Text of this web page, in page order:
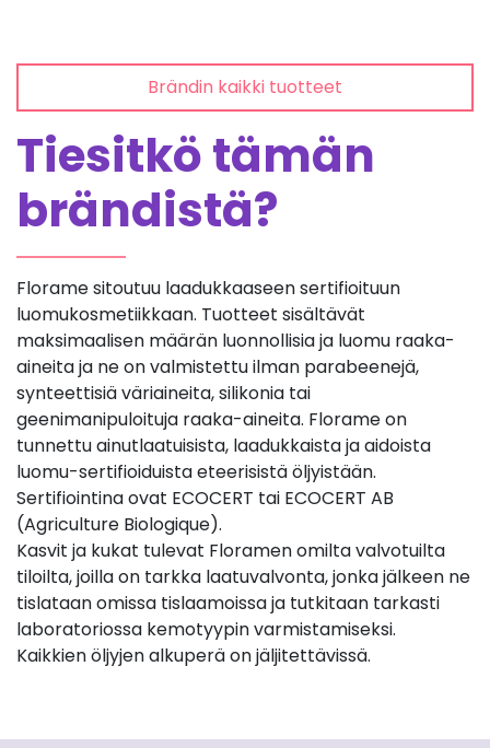
Brändin kaikki tuotteet
Tiesitkö tämän
brändistä?
Florame sitoutuu laadukkaaseen sertifioituun
luomukosmetiikkaan. Tuotteet sisältävät
maksimaalisen määrän luonnollisia ja luomu raaka-
aineita ja ne on valmistettu ilman parabeenejä,
synteettisiä väriaineita, silikonia tai
geenimanipuloituja raaka-aineita. Florame on
tunnettu ainutlaatuisista, laadukkaista ja aidoista
luomu-sertifioiduista eteerisistä öljyistään.
Sertifiointina ovat ECOCERT tai ECOCERT AB
(Agriculture Biologique).
Kasvit ja kukat tulevat Floramen omilta valvotuilta
tiloilta, joilla on tarkka laatuvalvonta, jonka jälkeen ne
tislataan omissa tislaamoissa ja tutkitaan tarkasti
laboratoriossa kemotyypin varmistamiseksi.
Kaikkien öljyjen alkuperä on jäljitettävissä.